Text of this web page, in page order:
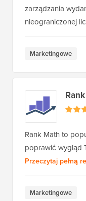
zarządzania
nieograniczonej
Marketingowe
Rank Math to
poprawić wygląd
Przeczytaj pełną
Marketingowe